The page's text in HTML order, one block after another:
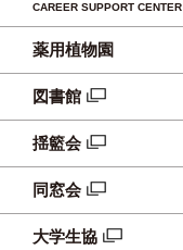
CAREER SUPPORT CENTER
薬用植物園
図書館
揺籃会
同窓会
大学生協